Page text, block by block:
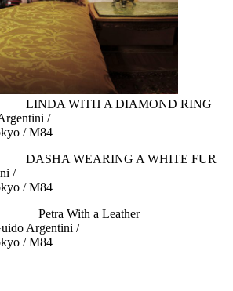
A DIAMOND RING
/
/ M84
A WHITE FUR
/
/ M84
a Leather
Argentini /
/ M84